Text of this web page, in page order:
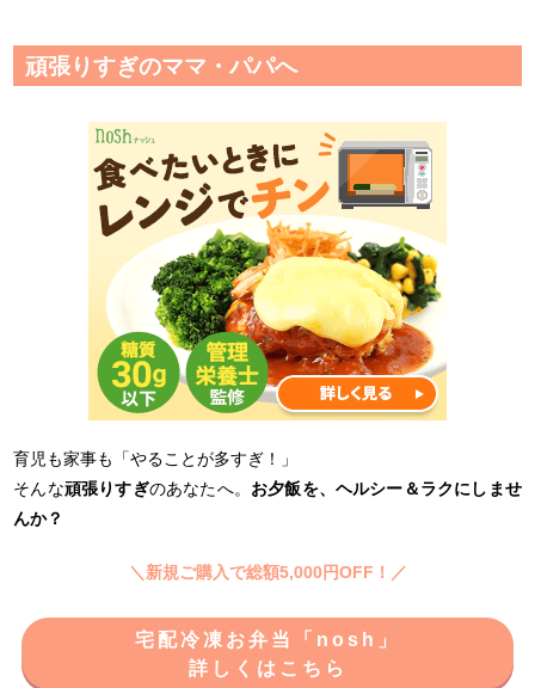
頑張りすぎのママ・パパへ
育児も家事も「やることが多すぎ！」
そんな頑張りすぎのあなたへ。 お夕飯を、ヘルシー＆ラクにしませ
んか？
＼新規ご購入で総額5,000円OFF！／
宅配冷凍お弁当「nosh」
詳しくはこちら